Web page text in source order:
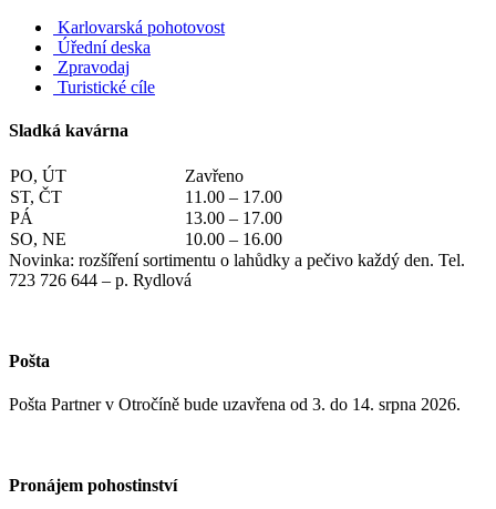
Karlovarská pohotovost
Úřední deska
Zpravodaj
Turistické cíle
Sladká kavárna
PO, ÚT
Zavřeno
ST, ČT
11.00 – 17.00
PÁ
13.00 – 17.00
SO, NE
10.00 – 16.00
Novinka: rozšíření sortimentu o lahůdky a pečivo každý den. Tel.
723 726 644 – p. Rydlová
Pošta
Pošta Partner v Otročíně bude uzavřena od 3. do 14. srpna 2026.
Pronájem pohostinství